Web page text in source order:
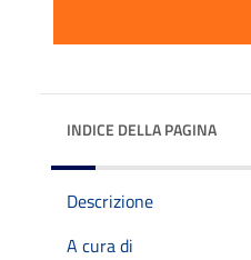
INDICE DELLA PAGINA
Descrizione
A cura di